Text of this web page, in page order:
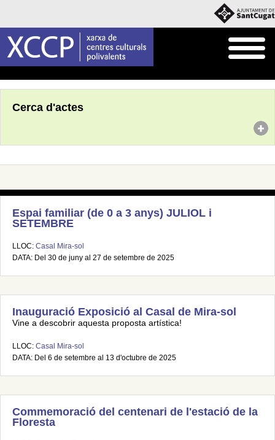
Cerca d'actes
Espai familiar (de 0 a 3 anys) JULIOL i
SETEMBRE
LLOC: Casal Mira-sol
DATA: Del 30 de juny al 27 de setembre de 2025
Inauguració Exposició al Casal de Mira-sol
Vine a descobrir aquesta proposta artística!
LLOC: Casal Mira-sol
DATA: Del 6 de setembre al 13 d'octubre de 2025
Commemoració del centenari de l'estació de la
Floresta